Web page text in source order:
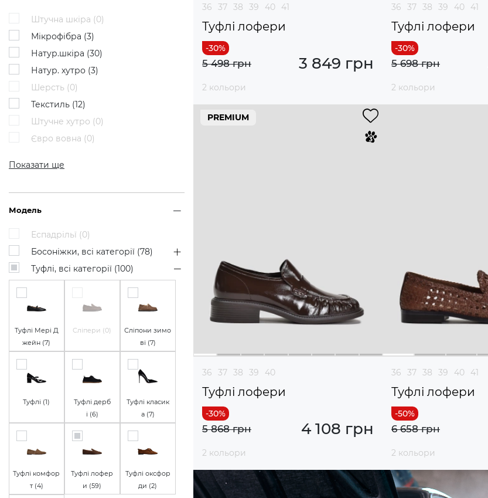
Штучна шкіра (0)
Мікрофібра (3)
Натур.шкіра (30)
Натур. хутро (3)
Шерсть (0)
Текстиль (12)
Штучне хутро (0)
Євро вовна (0)
Показати ще
Модель
Еспадрільї (0)
Босоніжки, всі категорії (78)
Туфлі, всі категорії (100)
Туфлі Мері Д
жейн (7)
Сліпери (0)
Сліпони зимо
ві (7)
Туфлі (1)
Туфлі дерб
і (6)
Туфлі класик
а (7)
Туфлі комфор
т (4)
Туфлі лофер
и (59)
Туфлі оксфор
ди (2)
36 37 38 39 40 41
Туфлі лофери
3 849 грн
5 498 грн
2 кольори
36 37 38 39 40 41
Туфлі лофери
5 698 грн
2 кольори
PREMIUM
36 37 38 39 40
Туфлі лофери
4 108 грн
5 868 грн
2 кольори
36 37 38 39 40 41
Туфлі лофери
6 658 грн
2 кольори